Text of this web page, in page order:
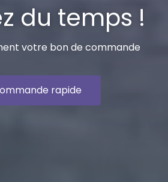
du temps !
votre bon de commande
rapide